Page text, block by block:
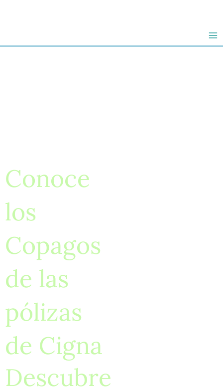
Conoce
los
Copagos
de las
pólizas
de Cigna
Descubre